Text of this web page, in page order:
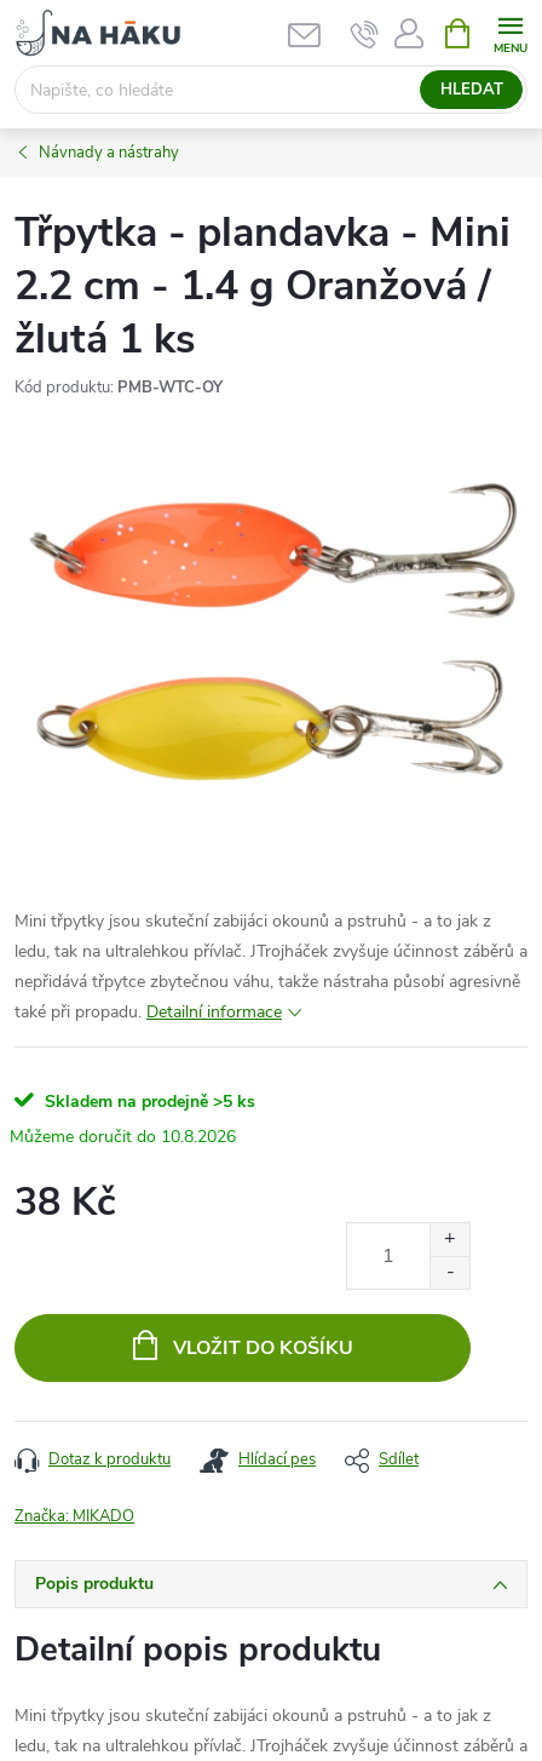
Přejít
na
obsah
HLEDAT
NÁKUPNÍ
KOŠÍK
Návnady a nástrahy
Třpytka - plandavka - Mini
2.2 cm - 1.4 g Oranžová /
žlutá 1 ks
Kód produktu: PMB-WTC-OY
Mini třpytky jsou skuteční zabijáci okounů a pstruhů - a to jak z
ledu, tak na ultralehkou přívlač. JTrojháček zvyšuje účinnost záběrů a
nepřidává třpytce zbytečnou váhu, takže nástraha působí agresivně
také při propadu. Detailní informace
Skladem na prodejně >5 ks
10.8.2026
38 Kč
VLOŽIT DO KOŠÍKU
Dotaz k produktu Hlídací pes Sdílet
Značka: MIKADO
Popis produktu
Detailní popis produktu
Mini třpytky jsou skuteční zabijáci okounů a pstruhů - a to jak z
ledu, tak na ultralehkou přívlač. JTrojháček zvyšuje účinnost záběrů a